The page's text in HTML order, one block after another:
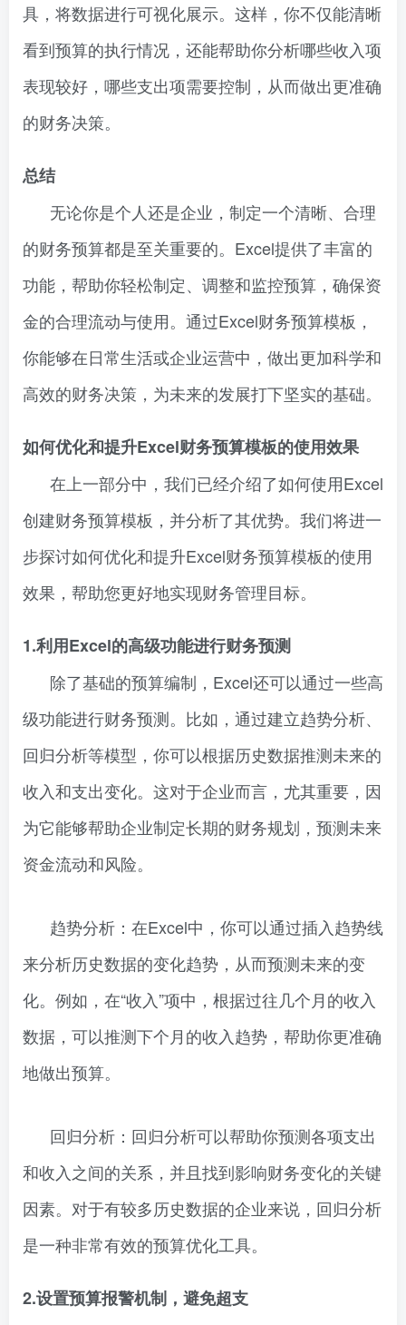
具，将数据进行可视化展示。这样，你不仅能清晰
看到预算的执行情况，还能帮助你分析哪些收入项
表现较好，哪些支出项需要控制，从而做出更准确
的财务决策。
总结
无论你是个人还是企业，制定一个清晰、合理
的财务预算都是至关重要的。Excel提供了丰富的
功能，帮助你轻松制定、调整和监控预算，确保资
金的合理流动与使用。通过Excel财务预算模板，
你能够在日常生活或企业运营中，做出更加科学和
高效的财务决策，为未来的发展打下坚实的基础。
如何优化和提升Excel财务预算模板的使用效果
在上一部分中，我们已经介绍了如何使用Excel
创建财务预算模板，并分析了其优势。我们将进一
步探讨如何优化和提升Excel财务预算模板的使用
效果，帮助您更好地实现财务管理目标。
1.利用Excel的高级功能进行财务预测
除了基础的预算编制，Excel还可以通过一些高
级功能进行财务预测。比如，通过建立趋势分析、
回归分析等模型，你可以根据历史数据推测未来的
收入和支出变化。这对于企业而言，尤其重要，因
为它能够帮助企业制定长期的财务规划，预测未来
资金流动和风险。
趋势分析：在Excel中，你可以通过插入趋势线
来分析历史数据的变化趋势，从而预测未来的变
化。例如，在“收入”项中，根据过往几个月的收入
数据，可以推测下个月的收入趋势，帮助你更准确
地做出预算。
回归分析：回归分析可以帮助你预测各项支出
和收入之间的关系，并且找到影响财务变化的关键
因素。对于有较多历史数据的企业来说，回归分析
是一种非常有效的预算优化工具。
2.设置预算报警机制，避免超支